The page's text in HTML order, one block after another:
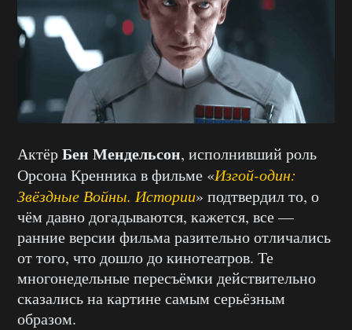
АктёрБен Мендельсон, исполнивший роль
Орсона Кренника в фильме «Изгой-один:
Звёздные Войны. Истории» подтвердил то, о
чём давно догадываются, кажется, все —
ранние версии фильма разительно отличались
от того, что дошло до кинотеатров. Те
многонедельные пересъёмки действительно
сказались на картине самым серьёзным
образом.